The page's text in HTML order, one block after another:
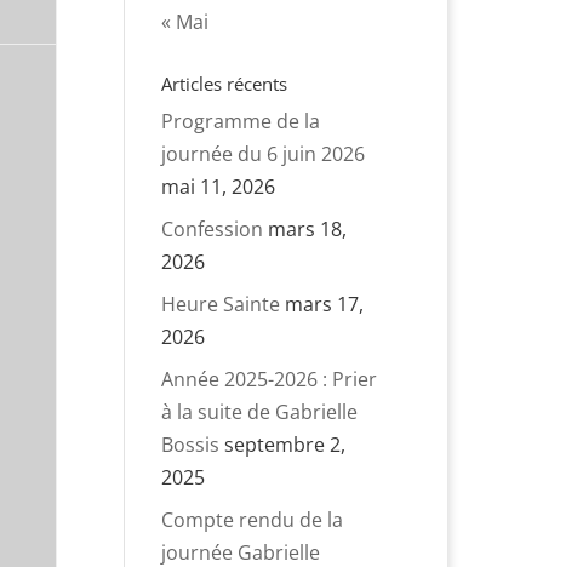
« Mai
Articles récents
Programme de la
journée du 6 juin 2026
mai 11, 2026
Confession mars 18,
2026
Heure Sainte mars 17,
2026
Année 2025-2026 : Prier
à la suite de Gabrielle
Bossis septembre 2,
2025
Compte rendu de la
journée Gabrielle